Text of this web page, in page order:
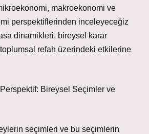
makroekonomi ve
perspektiflerinden inceleyeceğiz
dinamikleri, bireysel karar
refah üzerindeki etkilerine
Bireysel Seçimler ve
seçimleri ve bu seçimlerin